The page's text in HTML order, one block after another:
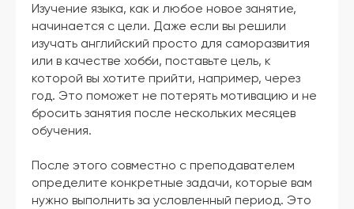
Изучение языка, как и любое новое занятие,
начинается с цели. Даже если вы решили
изучать английский просто для саморазвития
или в качестве хобби, поставьте цель, к
которой вы хотите прийти, например, через
год. Это поможет не потерять мотивацию и не
бросить занятия после нескольких месяцев
обучения.
После этого совместно с преподавателем
определите конкретные задачи, которые вам
нужно выполнить за условленный период. Это